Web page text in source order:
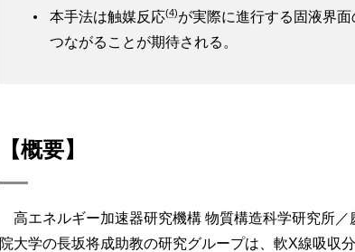
本手法は触媒反応(4)が実際に進行する固液界
つながることが期待される。
【概要】
高エネルギー加速器研究機構 物質構造科学研究所
院大学の長坂将成助教の研究グループは、軟X線吸収